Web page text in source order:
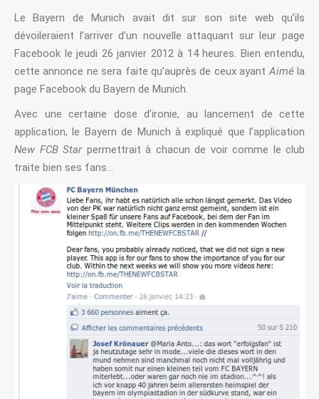
Le Bayern de Munich avait dit sur son site web qu’ils
dévoileraient l’arriver d’un nouvelle attaquant sur leur page
Facebook le jeudi 26 janvier 2012 à 14 heures. Bien entendu,
cette annonce ne sera faite qu’auprès de ceux ayantAimé la
page Facebook du Bayern de Munich.
Avec une certaine dose d’ironie, au lancement de cette
application, le Bayern de Munich à expliqué que l’application
New FCB Star permettrait à chacun de voir comme le club
traite bien ses fans…